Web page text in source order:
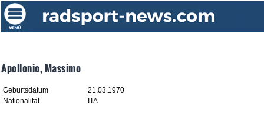
Apollonio, Massimo
Geburtsdatum
21.03.1970
Nationalität
ITA